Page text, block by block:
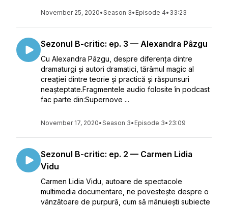
November 25, 2020•Season 3• Episode 4• 33:23
Sezonul B-critic: ep. 3 — Alexandra Pâzgu
Cu Alexandra Pâzgu, despre diferența dintre
dramaturgi și autori dramatici, tărâmul magic al
creației dintre teorie și practică și răspunsuri
neașteptate.Fragmentele audio folosite în podcast
fac parte din:Supernove ...
November 17, 2020•Season 3• Episode 3• 23:09
Sezonul B-critic: ep. 2 — Carmen Lidia
Vidu
Carmen Lidia Vidu, autoare de spectacole
multimedia documentare, ne povestește despre o
vânzătoare de purpură, cum să mânuiești subiecte